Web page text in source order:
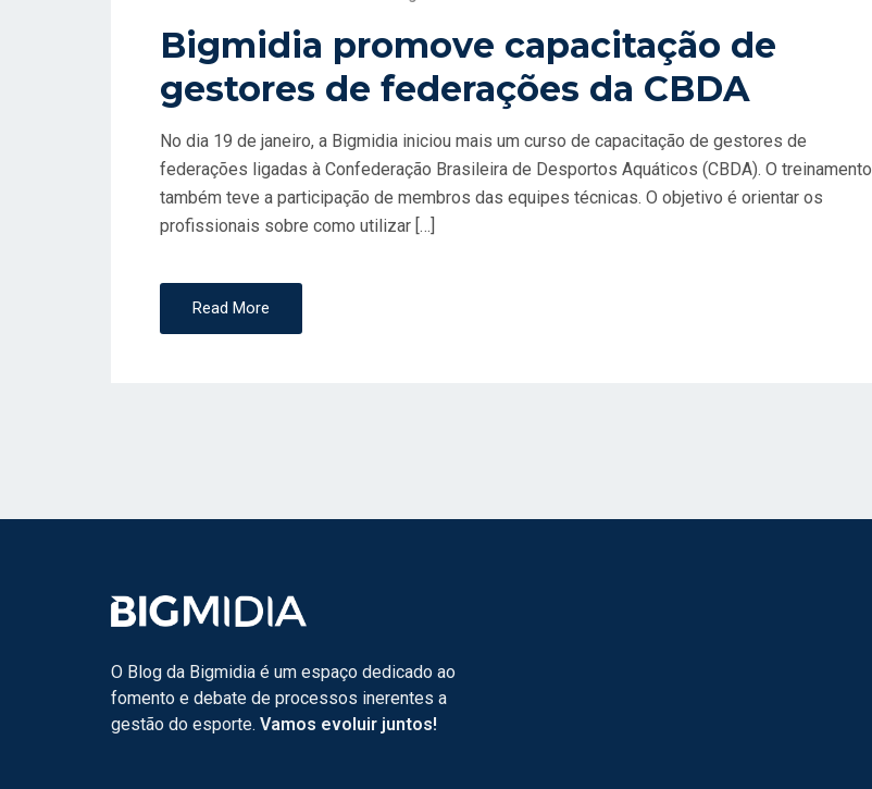
S
E
O
Bigmidia promove capacitação de
gestores de federações da CBDA
No dia 19 de janeiro, a Bigmidia iniciou mais um curso de capacitação de gestores de
federações ligadas à Confederação Brasileira de Desportos Aquáticos (CBDA). O treinamento
também teve a participação de membros das equipes técnicas. O objetivo é orientar os
profissionais sobre como utilizar […]
Read More
O Blog da Bigmidia é um espaço dedicado ao
fomento e debate de processos inerentes a
gestão do esporte. Vamos evoluir juntos!